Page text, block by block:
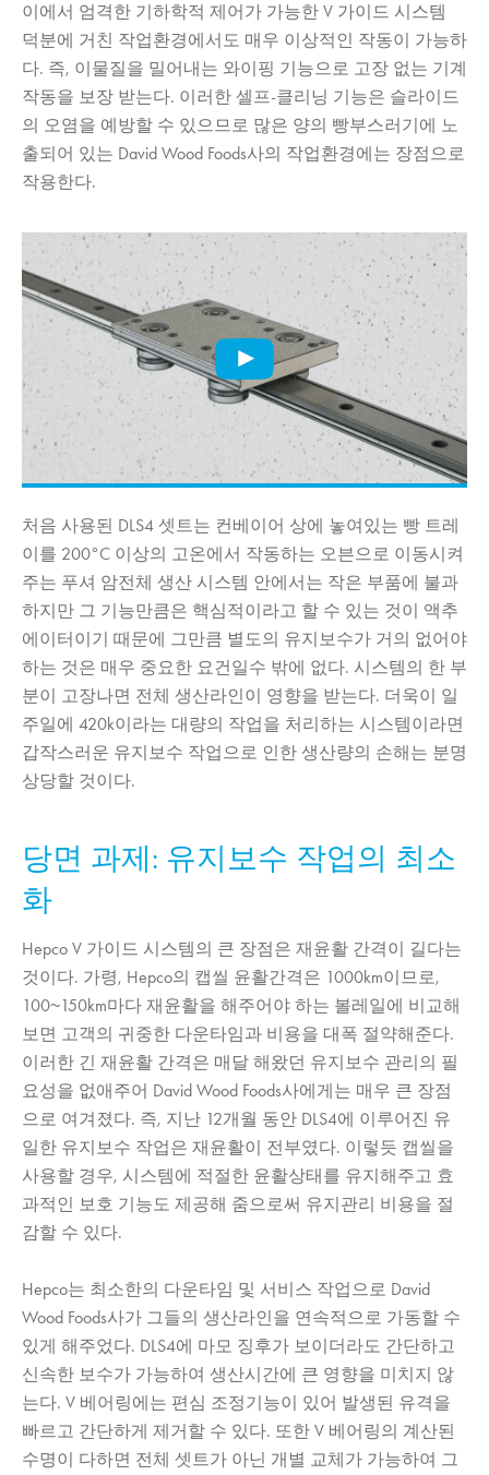
이에서 엄격한 기하학적 제어가 가능한 V 가이드 시스템
덕분에 거친 작업환경에서도 매우 이상적인 작동이 가능하
다. 즉, 이물질을 밀어내는 와이핑 기능으로 고장 없는 기계
작동을 보장 받는다. 이러한 셀프-클리닝 기능은 슬라이드
의 오염을 예방할 수 있으므로 많은 양의 빵부스러기에 노
출되어 있는 David Wood Foods사의 작업환경에는 장점으로
작용한다.
처음 사용된 DLS4 셋트는 컨베이어 상에 놓여있는 빵 트레
이를 200°C 이상의 고온에서 작동하는 오븐으로 이동시켜
주는 푸셔 암전체 생산 시스템 안에서는 작은 부품에 불과
하지만 그 기능만큼은 핵심적이라고 할 수 있는 것이 액추
에이터이기 때문에 그만큼 별도의 유지보수가 거의 없어야
하는 것은 매우 중요한 요건일수 밖에 없다. 시스템의 한 부
분이 고장나면 전체 생산라인이 영향을 받는다. 더욱이 일
주일에 420k이라는 대량의 작업을 처리하는 시스템이라면
갑작스러운 유지보수 작업으로 인한 생산량의 손해는 분명
상당할 것이다.
당면 과제: 유지보수 작업의 최소
화
Hepco V 가이드 시스템의 큰 장점은 재윤활 간격이 길다는
것이다. 가령, Hepco의 캡씰 윤활간격은 1000km이므로,
100~150km마다 재윤활을 해주어야 하는 볼레일에 비교해
보면 고객의 귀중한 다운타임과 비용을 대폭 절약해준다.
이러한 긴 재윤활 간격은 매달 해왔던 유지보수 관리의 필
요성을 없애주어 David Wood Foods사에게는 매우 큰 장점
으로 여겨졌다. 즉, 지난 12개월 동안 DLS4에 이루어진 유
일한 유지보수 작업은 재윤활이 전부였다. 이렇듯 캡씰을
사용할 경우, 시스템에 적절한 윤활상태를 유지해주고 효
과적인 보호 기능도 제공해 줌으로써 유지관리 비용을 절
감할 수 있다.
Hepco는 최소한의 다운타임 및 서비스 작업으로 David
Wood Foods사가 그들의 생산라인을 연속적으로 가동할 수
있게 해주었다. DLS4에 마모 징후가 보이더라도 간단하고
신속한 보수가 가능하여 생산시간에 큰 영향을 미치지 않
는다. V 베어링에는 편심 조정기능이 있어 발생된 유격을
빠르고 간단하게 제거할 수 있다. 또한 V 베어링의 계산된
수명이 다하면 전체 셋트가 아닌 개별 교체가 가능하여 그